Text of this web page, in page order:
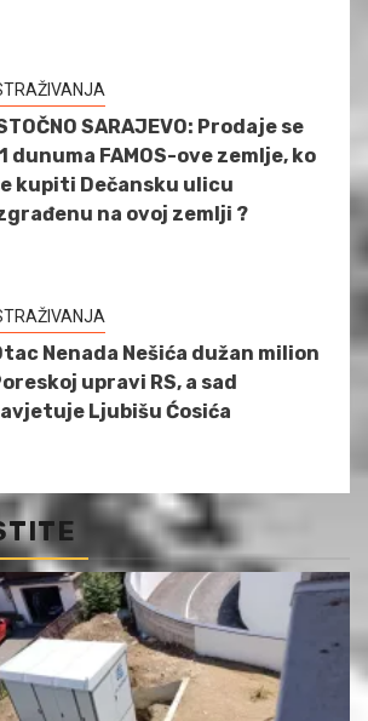
SARAJEVO: Prodaje se
dunuma FAMOS-ove zemlje, ko
kupiti Dečansku ulicu
na ovoj zemlji ?
Nenada Nešića dužan milion
upravi RS, a sad
Ljubišu Ćosića